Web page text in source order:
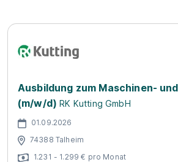
Ausbildung zum Maschinen-
(m/w/d) RK Kutting GmbH
01.09.2026
74388 Talheim
1.231 - 1.299 € pro Monat